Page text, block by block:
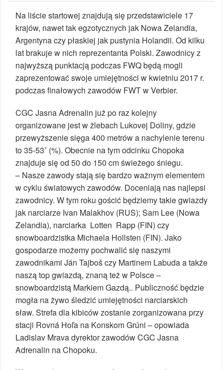
Na liście startowej znajdują się przedstawiciele 17
krajów, nawet tak egzotycznych jak Nowa Zelandia,
Argentyna czy płaskiej jak pustynia Holandii. Od kilku
lat brakuje w nich reprezentanta Polski. Zawodnicy z
najwyższą punktacją podczas FWQ będą mogli
zaprezentować swoje umiejętności w kwietniu 2017 r.
podczas finałowych zawodów FWT w Verbier.
CGC Jasna Adrenalin już po raz kolejny
organizowane jest w żlebach Lukovej Doliny, gdzie
przewyższenie sięga 400 metrów a nachylenie terenu
to 35-53˚ (%). Obecnie na tym odcinku Chopoka
znajduje się od 50 do 150 cm świeżego śniegu.
– Nasze zawody stają się bardzo ważnym elementem
w cyklu światowych zawodów. Doceniają nas najlepsi
zawodnicy. W tym roku gościć będziemy takie gwiazdy
jak narciarze Ivan Malakhov (RUS); Sam Lee (Nowa
Zelandia), narciarka Lotten Rapp (FIN) czy
snowboardzistka Michaela Hollsten (FIN). Jako
gospodarze możemy pochwalić się naszymi
zawodnikami Ján Tajboš czy Martinem Labuda a także
naszą top gwiazdą, znaną też w Polsce –
snowboardzistą Markiem Gazdą.. Publiczność będzie
mogła na żywo śledzić umiejętności narciarskich
sław. Strefa dla kibiców zostanie zorganizowana przy
stacji Rovná Hoľa na Konskom Grúni – opowiada
Ladislav Mrava dyrektor zawodów CGC Jasna
Adrenalin na Chopoku.